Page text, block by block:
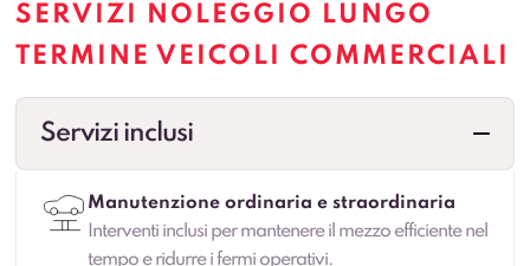
SERVIZI NOLEGGIO LUNGO
TERMINE VEICOLI COMMERCIALI
Servizi inclusi
Manutenzione ordinaria e straordinaria
Interventi inclusi per mantenere il mezzo efficiente nel
tempo e ridurre i fermi operativi.